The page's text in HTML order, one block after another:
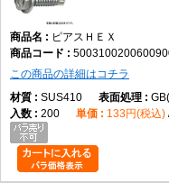
ピアスＨＥＸ
この商品の詳細はコチラ
SUS410
200
133円(税込)